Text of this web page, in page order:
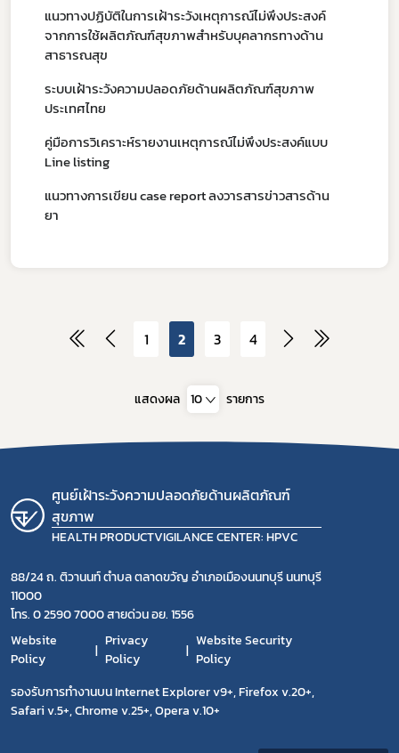
แนวทางปฏิบัติในการเฝ้าระวังเหตุการณ์ไม่พึงประสงค์
จากการใช้ผลิตภัณฑ์สุขภาพสำหรับบุคลากรทางด้าน
สาธารณสุข
ระบบเฝ้าระวังความปลอดภัยด้านผลิตภัณฑ์สุขภาพ
ประเทศไทย
คู่มือการวิเคราะห์รายงานเหตุการณ์ไม่พึงประสงค์แบบ
Line listing
แนวทางการเขียน case report ลงวารสารข่าวสารด้าน
ยา
1 2 3 4
แสดงผล 10 รายการ
ศูนย์เฝ้าระวังความปลอดภัยด้านผลิตภัณฑ์
สุขภาพ
HEALTH PRODUCTVIGILANCE CENTER: HPVC
88/24 ถ. ติวานนท์ ตำบล ตลาดขวัญ อำเภอเมืองนนทบุรี นนทบุรี
11000
โทร. 0 2590 7000 สายด่วน อย. 1556
Website
Policy
Privacy
Policy
Website Security
Policy
รองรับการทำงานบน Internet Explorer v9+, Firefox v.20+,
Safari v.5+, Chrome v.25+, Opera v.10+